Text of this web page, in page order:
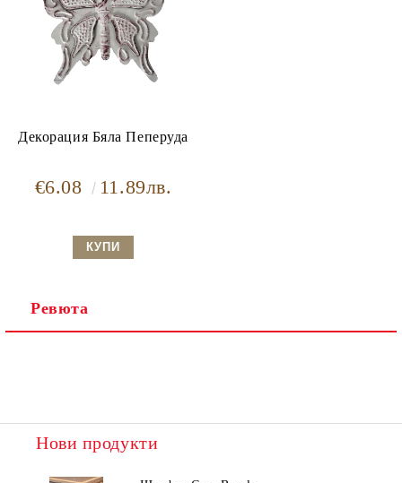
Декорация Бяла Пеперуда
€6.08 11.89лв.
Ревюта
Нови продукти